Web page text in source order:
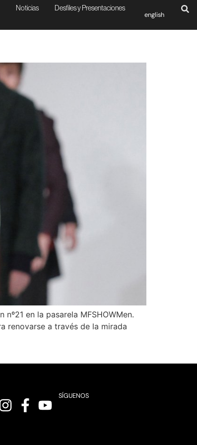
Noticias Desfiles y Presentaciones
english
en la pasarela MFSHOWMen.
renovarse a través de la mirada
SÍGUENOS